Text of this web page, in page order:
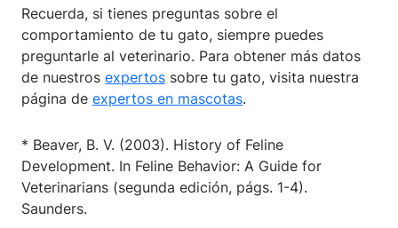
Recuerda, si tienes preguntas sobre el
comportamiento de tu gato, siempre puedes
preguntarle al veterinario. Para obtener más datos
de nuestros expertos sobre tu gato, visita nuestra
página de expertos en mascotas.
* Beaver, B. V. (2003). History of Feline
Development. In Feline Behavior: A Guide for
Veterinarians (segunda edición, págs. 1-4).
Saunders.